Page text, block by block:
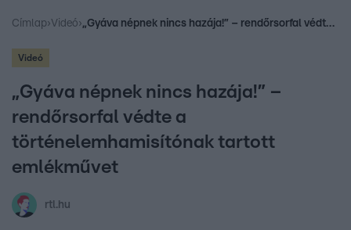
Címlap›Videó› „Gyáva népnek nincs hazája!” – rendőrsorfal védte a történelemhamisítónak tartott emlékművet
Videó
„Gyáva népnek nincs hazája!” –
rendőrsorfal védte a
történelemhamisítónak tartott
emlékművet
rtl.hu